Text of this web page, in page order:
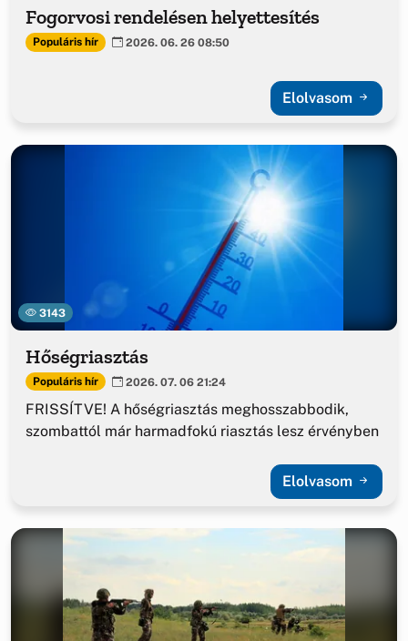
Fogorvosi rendelésen helyettesítés
Populáris hír 2026. 06. 26 08:50
Elolvasom
3143
Hőségriasztás
Populáris hír 2026. 07. 06 21:24
FRISSÍTVE! A hőségriasztás meghosszabbodik,
szombattól már harmadfokú riasztás lesz érvényben
Elolvasom